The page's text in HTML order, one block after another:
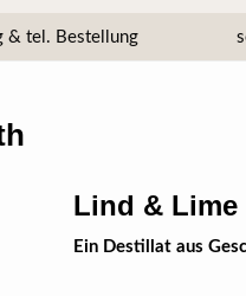
& tel. Bestellung
Lind &
Ein Destillat aus